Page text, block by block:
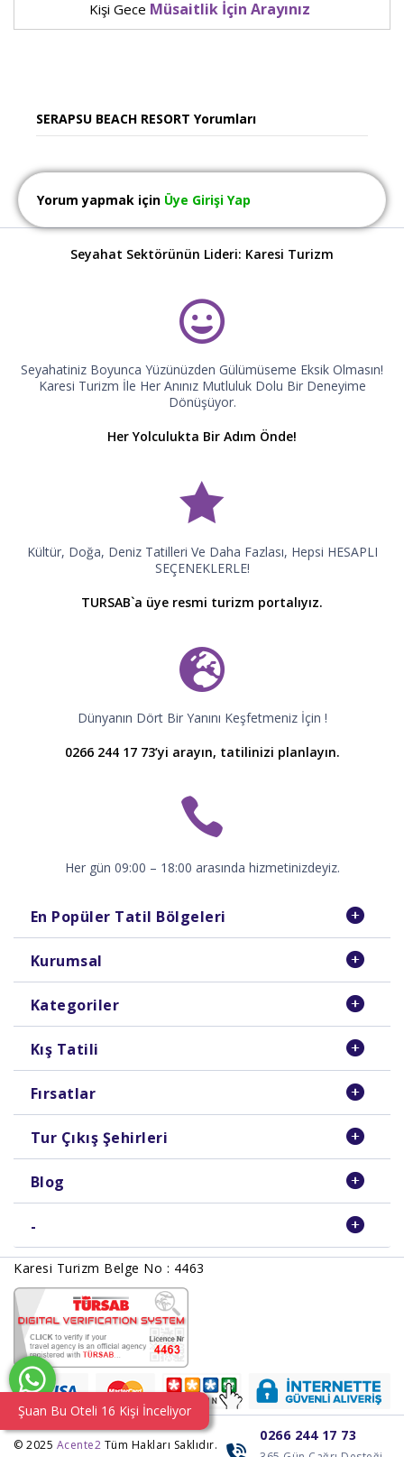
Kişi Gece Müsaitlik İçin Arayınız
SERAPSU BEACH RESORT Yorumları
Yorum yapmak için Üye Girişi Yap
Seyahat Sektörünün Lideri: Karesi Turizm
Seyahatiniz Boyunca Yüzünüzden Gülümüseme Eksik Olmasın!
Karesi Turizm İle Her Anınız Mutluluk Dolu Bir Deneyime
Dönüşüyor.
Her Yolculukta Bir Adım Önde!
Kültür, Doğa, Deniz Tatilleri Ve Daha Fazlası, Hepsi HESAPLI
SEÇENEKLERLE!
TURSAB`a üye resmi turizm portalıyız.
Dünyanın Dört Bir Yanını Keşfetmeniz İçin !
0266 244 17 73’yi arayın, tatilinizi planlayın.
Her gün 09:00 – 18:00 arasında hizmetinizdeyiz.
En Popüler Tatil Bölgeleri
Kurumsal
Kategoriler
Kış Tatili
Fırsatlar
Tur Çıkış Şehirleri
Blog
-
Karesi Turizm Belge No : 4463
© 2025 Acente2 Tüm Hakları Saklıdır.
0266 244 17 73
Şuan Bu Oteli 16 Kişi İnceliyor